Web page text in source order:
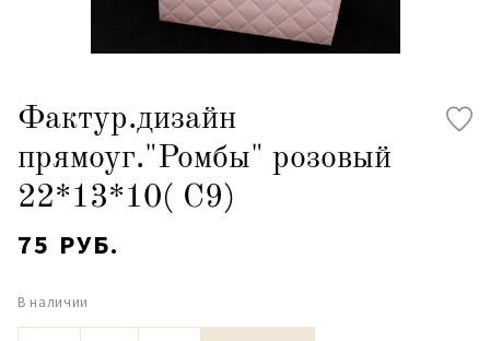
Фактур.дизайн
прямоуг."Ромбы" розовый
22*13*10( С9)
75 РУБ.
В наличии